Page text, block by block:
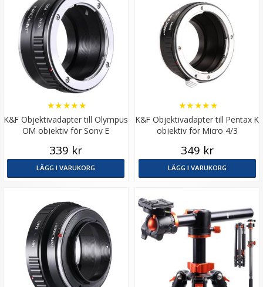
K&F Objektivadapter till Olympus
OM objektiv för Sony E
★★★★★
339 kr
LÄGG I VARUKORG
K&F Objektivadapter till Pentax K
objektiv för Micro 4/3
★★★★★
349 kr
LÄGG I VARUKORG